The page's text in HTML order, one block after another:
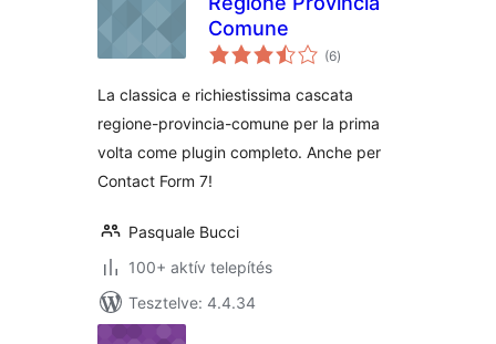
Comune
(6értékelés
összesen
)
La classica e richiestissima cascata
regione-provincia-comune per la prima
volta come plugin completo. Anche per
Contact Form 7!
Pasquale Bucci
100+ aktív telepítés
Tesztelve: 4.4.34